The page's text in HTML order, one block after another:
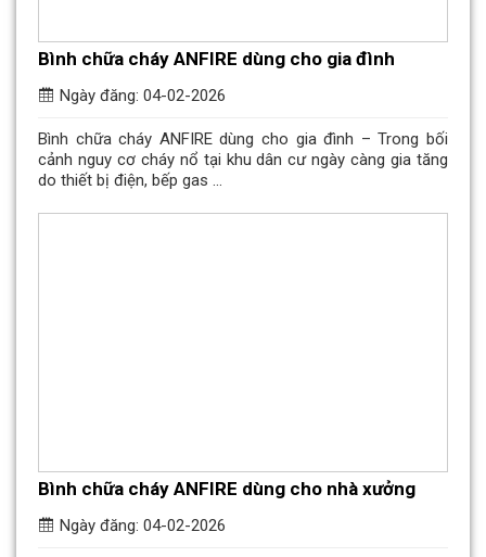
Bình chữa cháy ANFIRE dùng cho gia đình
Ngày đăng: 04-02-2026
Bình chữa cháy ANFIRE dùng cho gia đình – Trong bối
cảnh nguy cơ cháy nổ tại khu dân cư ngày càng gia tăng
do thiết bị điện, bếp gas ...
Bình chữa cháy ANFIRE dùng cho nhà xưởng
Ngày đăng: 04-02-2026